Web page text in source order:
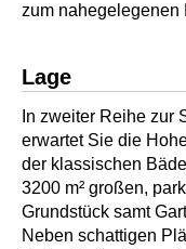
zum nahegelegenen
Lage
In zweiter Reihe zur
erwartet Sie die
der klassischen
3200 m² großen,
Grundstück samt
Neben schattigen